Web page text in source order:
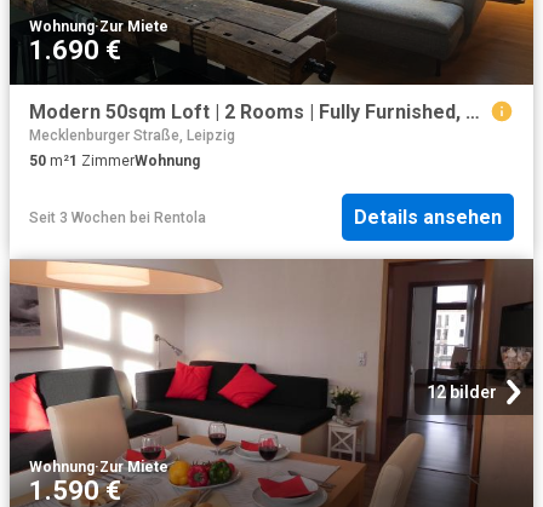
Wohnung·Zur Miete
1.690 €
Modern 50sqm Loft | 2 Rooms | Fully Furnished, Leipzig Amsterdam Apartments for Rent
Mecklenburger Straße, Leipzig
50 m²1 ZimmerWohnung
Seit 3 Wochen bei Rentola Details ansehen
12 bilder
Wohnung·Zur Miete
1.590 €